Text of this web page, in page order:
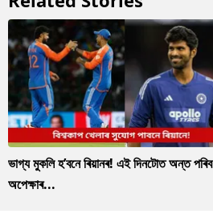
ভাগ্য মুকলি হ’বনে ৰিয়ানৰ! এই দিনটোত অন্ত পৰিব
অপেক্ষাৰ...